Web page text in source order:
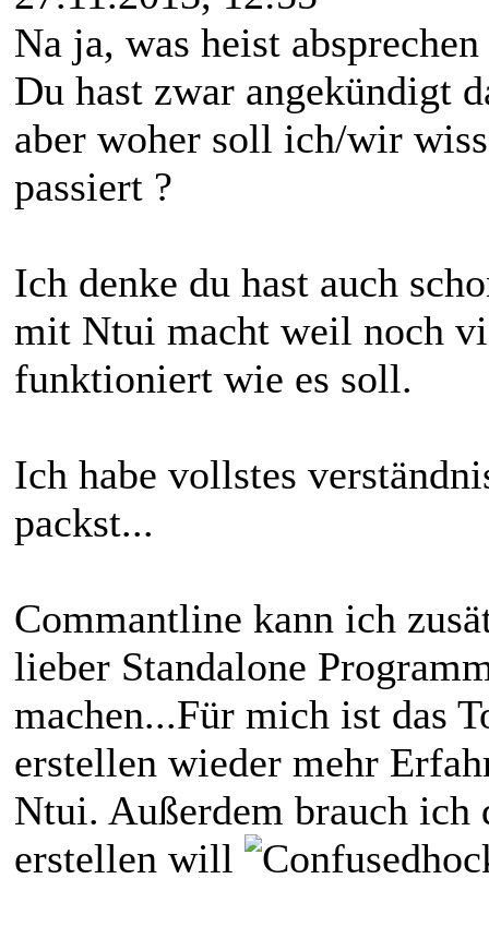
Na ja, was heist absprechen
Du hast zwar angekündigt
aber woher soll ich/wir
passiert ?
Ich denke du hast auch
mit Ntui macht weil noch
funktioniert wie es soll.
Ich habe vollstes
packst...
Commantline kann ich
lieber Standalone
machen...Für mich ist das
erstellen wieder mehr
Ntui. Außerdem brauch
erstellen will